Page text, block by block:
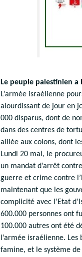
Le peuple palestinien
L’armée israélienne
alourdissant de jour en
000 disparus, dont de
dans des centres de
alliée aux colons, dont
Lundi 20 mai, le
un mandat d’arrêt
guerre et crime contre
maintenant que les
complicité avec l’Etat
600.000 personnes ont
100.000 autres ont été
l’armée israélienne.
famine, et le système